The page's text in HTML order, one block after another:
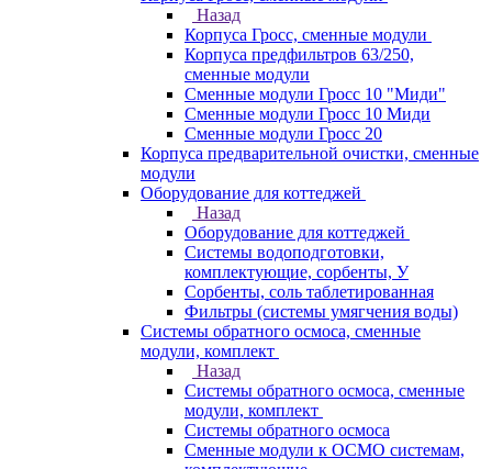
Назад
Корпуса Гросс, сменные модули
Корпуса предфильтров 63/250,
сменные модули
Сменные модули Гросс 10 "Миди"
Сменные модули Гросс 10 Миди
Сменные модули Гросс 20
Корпуса предварительной очистки, сменные
модули
Оборудование для коттеджей
Назад
Оборудование для коттеджей
Системы водоподготовки,
комплектующие, сорбенты, У
Сорбенты, соль таблетированная
Фильтры (системы умягчения воды)
Системы обратного осмоса, сменные
модули, комплект
Назад
Системы обратного осмоса, сменные
модули, комплект
Системы обратного осмоса
Сменные модули к ОСМО системам,